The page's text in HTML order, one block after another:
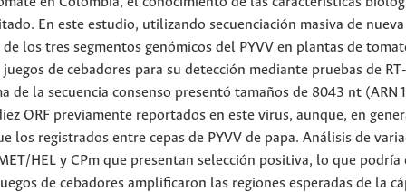
En este estudio, utilizando secuenciación masiva de nueva
los tres segmentos genómicos del PYVV en plantas de
de cebadores para su detección mediante pruebas de RT-
de la secuencia consenso presentó tamaños de 8043 nt
ORF previamente reportados en este virus, aunque, en
los registrados entre cepas de PYVV de papa. Análisis de
HEL y CPm que presentan selección positiva, lo que podría
de cebadores amplificaron las regiones esperadas de la